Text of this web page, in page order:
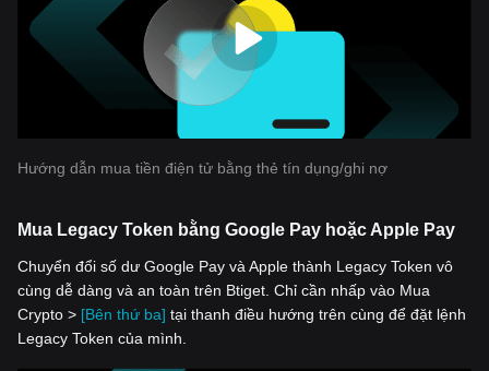
Hướng dẫn mua tiền điện tử bằng thẻ tín dụng/ghi nợ
Mua Legacy Token bằng Google Pay hoặc Apple Pay
Chuyển đổi số dư Google Pay và Apple thành Legacy Token vô
cùng dễ dàng và an toàn trên Btiget. Chỉ cần nhấp vào Mua
Crypto > [Bên thứ ba] tại thanh điều hướng trên cùng để đặt lệnh
Legacy Token của mình.